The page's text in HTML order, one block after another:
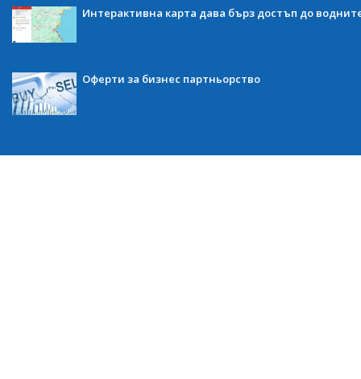
Интерактивна карта дава бърз достъп до
Оферти за бизнес партньорство